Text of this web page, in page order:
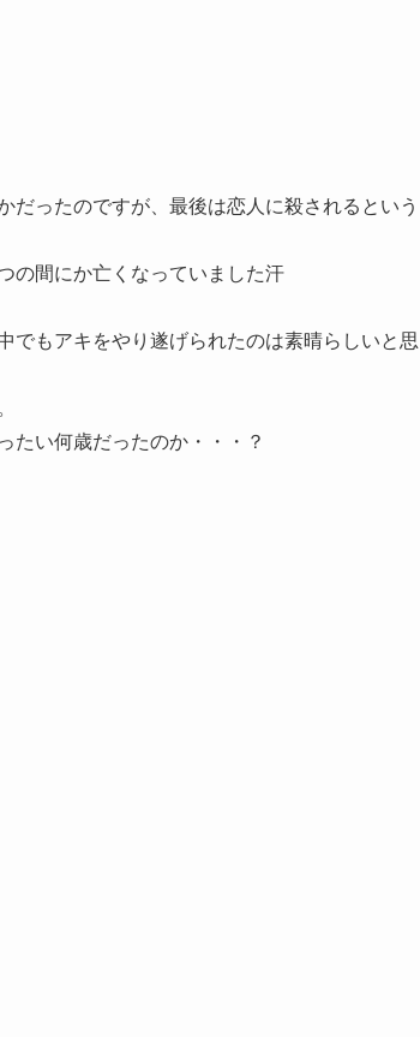
だったのですが、最後は恋人に殺されるという
の間にか亡くなっていました汗
でもアキをやり遂げられたのは素晴らしいと思
たい何歳だったのか・・・？